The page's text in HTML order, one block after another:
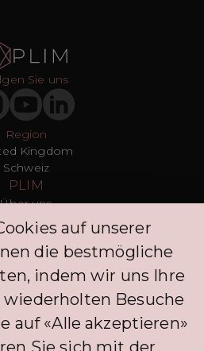
Region
Kingdom
Schweiz
Sie uns
PLIM
Über uns
T&Cs
Presse
Blogs
Kontakt
Kunden
FAQ
auf unserer
die bestmögliche
indem wir uns Ihre
wiederholten Besuche
auf «Alle akzeptieren»
Sie sich mit der